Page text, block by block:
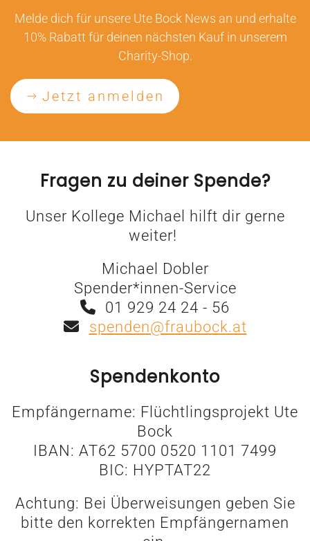
Melde dich für unsere Ute Bock News an und erhalte
10% Rabatt für deinen nächsten Kauf in unserem
Charity-Shop.
Jetzt anmelden
Fragen zu deiner Spende?
Unser Kollege Michael hilft dir gerne
weiter!
Michael Dobler
Spender*innen-Service
01 929 24 24 - 56
spenden@fraubock.at
Spendenkonto
Empfängername: Flüchtlingsprojekt Ute
Bock
IBAN: AT62 5700 0520 1101 7499
BIC: HYPTAT22
Achtung: Bei Überweisungen geben Sie
bitte den korrekten Empfängernamen